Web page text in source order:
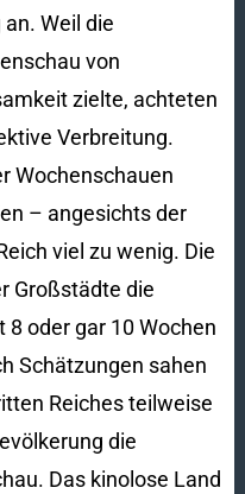
Weil die
von
zielte, achteten
Verbreitung.
Wochenschauen
– angesichts der
viel zu wenig. Die
Großstädte die
oder gar 10 Wochen
Schätzungen sahen
Reiches teilweise
die
Das kinolose Land